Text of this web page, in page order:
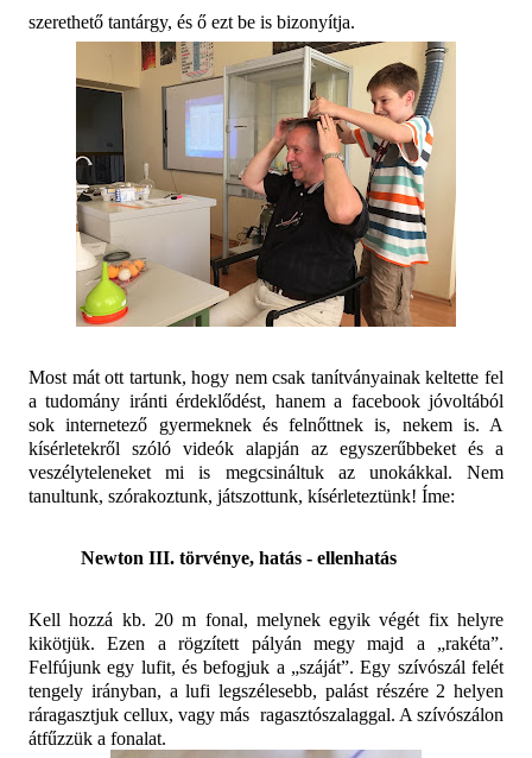
szerethető tantárgy, és ő ezt be is bizonyítja.
Most mát ott tartunk, hogy nem csak tanítványainak keltette fel
a tudomány iránti érdeklődést, hanem a facebook jóvoltából
sok internetező gyermeknek és felnőttnek is, nekem is. A
kísérletekről szóló videók alapján az egyszerűbbeket és a
veszélyteleneket mi is megcsináltuk az unokákkal. Nem
tanultunk, szórakoztunk, játszottunk, kísérleteztünk! Íme:
Newton III. törvénye, hatás - ellenhatás
Kell hozzá kb. 20 m fonal, melynek egyik végét fix helyre
kikötjük. Ezen a rögzített pályán megy majd a „rakéta”.
Felfújunk egy lufit, és befogjuk a „száját”. Egy szívószál felét
tengely irányban, a lufi legszélesebb, palást részére 2 helyen
ráragasztjuk cellux, vagy más ragasztószalaggal. A szívószálon
átfűzzük a fonalat.